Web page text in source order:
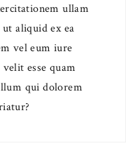
ullam
aliquid ex ea
vel eum iure
esse quam
qui dolorem